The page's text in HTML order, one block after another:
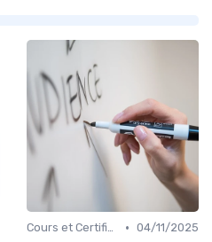
Cours et Certifications en Marketing Digital • 04/11/2025